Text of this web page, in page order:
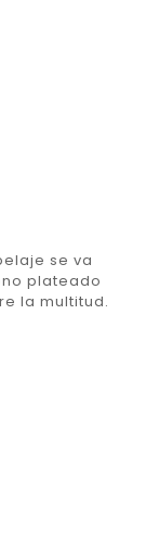
se va
plateado
la multitud.